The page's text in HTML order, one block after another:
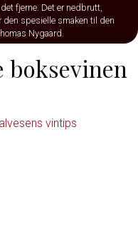
fjerne. Det er nedbrutt,
den spesielle smaken til den
Nygaard.
boksevinen
vintips